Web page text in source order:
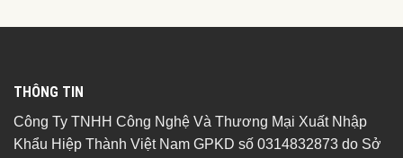
THÔNG TIN
Công Ty TNHH Công Nghệ Và Thương Mại Xuất Nhập
Khẩu Hiệp Thành Việt Nam GPKD số 0314832873 do Sở